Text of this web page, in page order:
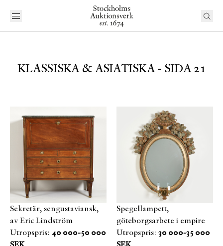
KLASSISKA & ASIATISKA - SIDA 21
Sekretär, sengustaviansk,
av Eric Lindström
Utropspris: 40 000-50 000
Spegellampett,
göteborgsarbete i empire
Utropspris: 30 000-35 000